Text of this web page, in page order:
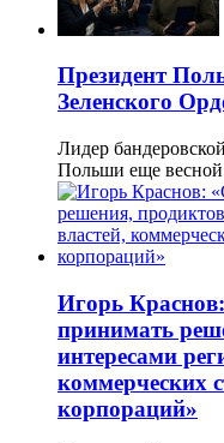
Президент
Зеленского
Лидер
Польши еще
Игорь
принимать
интересами
коммерческих
корпораций»